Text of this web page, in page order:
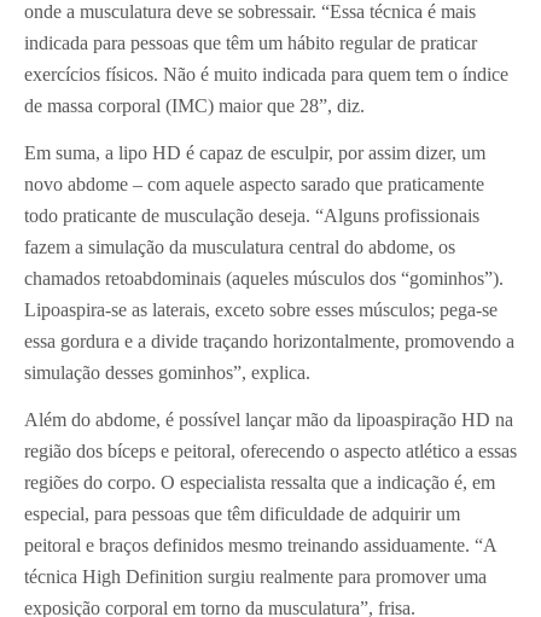
onde a musculatura deve se sobressair. “Essa técnica é mais
indicada para pessoas que têm um hábito regular de praticar
exercícios físicos. Não é muito indicada para quem tem o índice
de massa corporal (IMC) maior que 28”, diz.
Em suma, a lipo HD é capaz de esculpir, por assim dizer, um
novo abdome – com aquele aspecto sarado que praticamente
todo praticante de musculação deseja. “Alguns profissionais
fazem a simulação da musculatura central do abdome, os
chamados retoabdominais (aqueles músculos dos “gominhos”).
Lipoaspira-se as laterais, exceto sobre esses músculos; pega-se
essa gordura e a divide traçando horizontalmente, promovendo a
simulação desses gominhos”, explica.
Além do abdome, é possível lançar mão da lipoaspiração HD na
região dos bíceps e peitoral, oferecendo o aspecto atlético a essas
regiões do corpo. O especialista ressalta que a indicação é, em
especial, para pessoas que têm dificuldade de adquirir um
peitoral e braços definidos mesmo treinando assiduamente. “A
técnica High Definition surgiu realmente para promover uma
exposição corporal em torno da musculatura”, frisa.